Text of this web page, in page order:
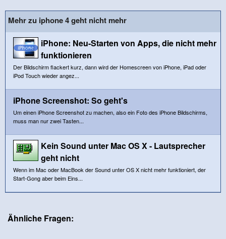
Mehr zu iphone 4 geht nicht mehr
iPhone: Neu-Starten von Apps, die nicht mehr
funktionieren
Der Bildschirm flackert kurz, dann wird der Homescreen von iPhone, iPad oder
iPod Touch wieder angez...
iPhone Screenshot: So geht's
Um einen iPhone Screenshot zu machen, also ein Foto des iPhone Bildschirms,
muss man nur zwei Tasten...
Kein Sound unter Mac OS X - Lautsprecher
geht nicht
Wenn im Mac oder MacBook der Sound unter OS X nicht mehr funktioniert, der
Start-Gong aber beim Eins...
Ähnliche Fragen: